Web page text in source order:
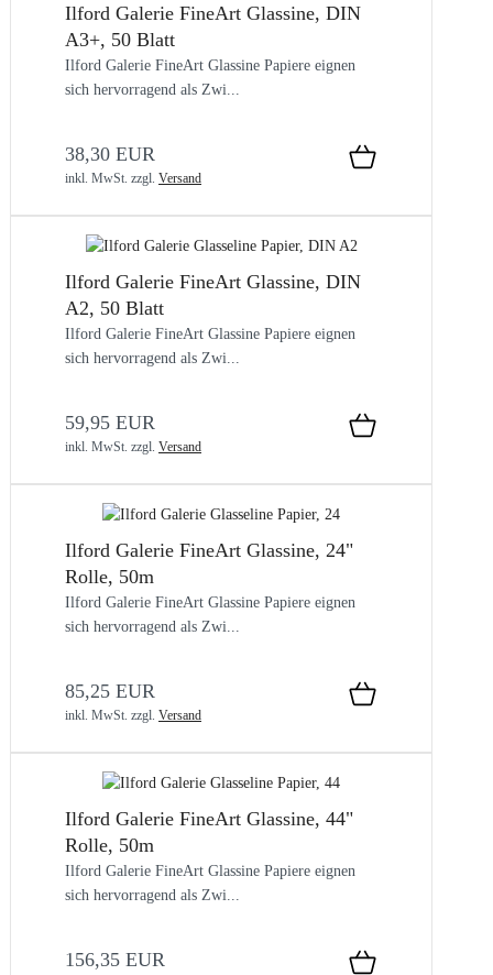
Ilford Galerie FineArt Glassine, DIN
A3+, 50 Blatt
Ilford Galerie FineArt Glassine Papiere eignen
sich hervorragend als Zwi...
38,30 EUR
inkl. MwSt. zzgl. Versand
Ilford Galerie FineArt Glassine, DIN
A2, 50 Blatt
Ilford Galerie FineArt Glassine Papiere eignen
sich hervorragend als Zwi...
59,95 EUR
inkl. MwSt. zzgl. Versand
Ilford Galerie FineArt Glassine, 24"
Rolle, 50m
Ilford Galerie FineArt Glassine Papiere eignen
sich hervorragend als Zwi...
85,25 EUR
inkl. MwSt. zzgl. Versand
Ilford Galerie FineArt Glassine, 44"
Rolle, 50m
Ilford Galerie FineArt Glassine Papiere eignen
sich hervorragend als Zwi...
156,35 EUR